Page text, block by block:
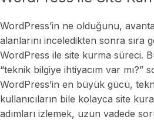
WordPress’in ne olduğunu,
alanlarını inceledikten sonra sıra
WordPress ile site kurma süreci.
“teknik bilgiye ihtiyacım var mı?”
WordPress’in en büyük gücü,
kullanıcıların bile kolayca site
adımları izlemek, uzun vadede